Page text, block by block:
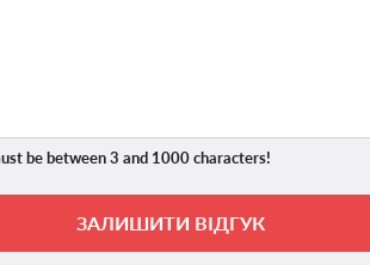
be between 3 and 1000 characters!
ЗАЛИШИТИ ВІДГУК